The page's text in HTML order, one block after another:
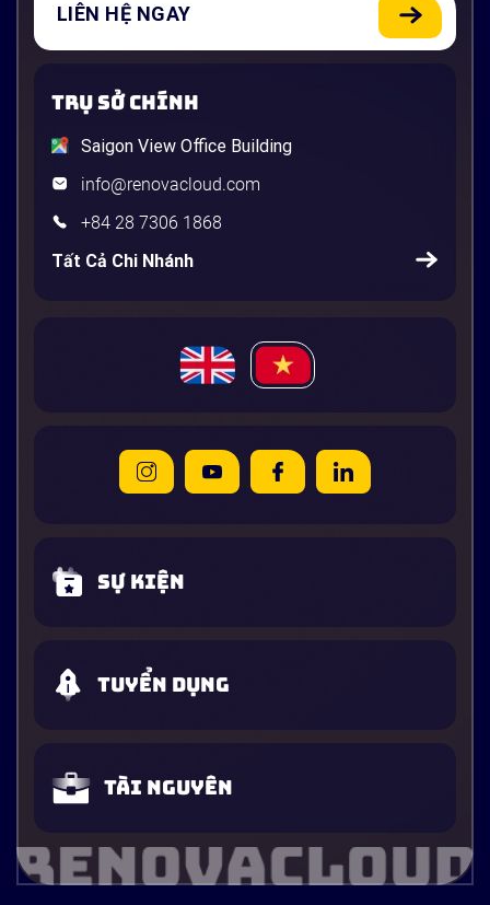
LIÊN HỆ NGAY
TRỤ SỞ CHÍNH
Saigon View Office Building
info@renovacloud.com
+84 28 7306 1868
Tất Cả Chi Nhánh
Sự kiện
Tuyển dụng
Tài nguyên